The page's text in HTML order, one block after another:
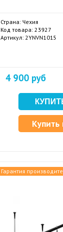
Страна: Чехия
Код товара: 23927
Артикул: 2YNVN1015
4 900 руб
Купить
Гарантия